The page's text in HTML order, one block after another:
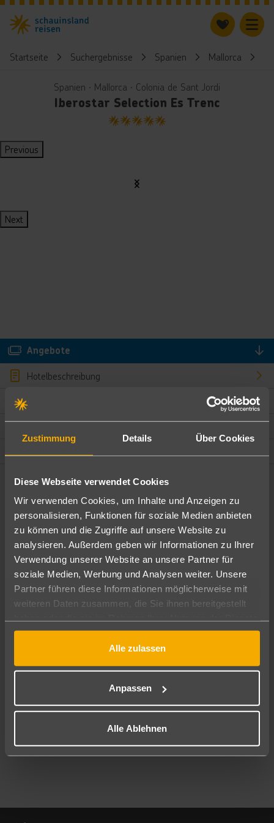
Zustimmung Details Über Cookies
Diese Webseite verwendet Cookies
Wir verwenden Cookies, um Inhalte und Anzeigen zu
personalisieren, Funktionen für soziale Medien anbieten
zu können und die Zugriffe auf unsere Website zu
analysieren. Außerdem geben wir Informationen zu Ihrer
Verwendung unserer Website an unsere Partner für
soziale Medien, Werbung und Analysen weiter. Unsere
Partner führen diese Informationen möglicherweise mit
weiteren Daten zusammen, die Sie ihnen bereitgestellt
gesammelt haben.
Alle zulassen
Anpassen
Alle Ablehnen
Startseite Suchergebnisse Spanien Mallorca
Spanien ∙ Mallorca ∙ Colonia de Sant Jordi
Iberostar Selection Es Trenc
5
Previous
Next
Angebote
Hotelbeschreibung
Bewertungen
Ändere die Kriterien nach deinen Wünschen
Pauschal Nur Hotel
Abflughafen
Alle Abflughäfen
10.08.26–08.08.27 7-21 Nächte
Mehr Filter anzeigen